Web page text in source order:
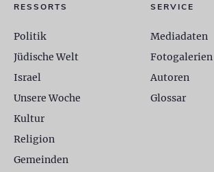
RESSORTS
Politik
Jüdische Welt
Israel
Unsere Woche
Kultur
Religion
Gemeinden
SERVICE
Mediadaten
Fotogalerien
Autoren
Glossar